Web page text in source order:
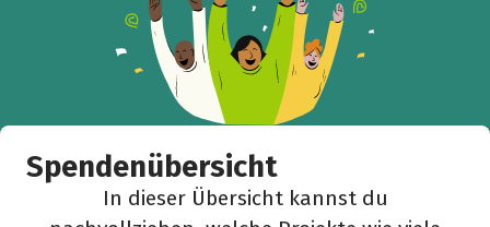
Spendenübersicht
In dieser Übersicht kannst du